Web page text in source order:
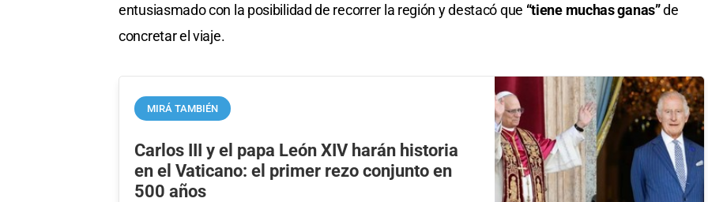
entusiasmado con la posibilidad de recorrer la región y destacó que “tiene muchas ganas”de
concretar el viaje.
MIRÁ TAMBIÉN
Carlos III y el papa León XIV harán historia
en el Vaticano: el primer rezo conjunto en
500 años